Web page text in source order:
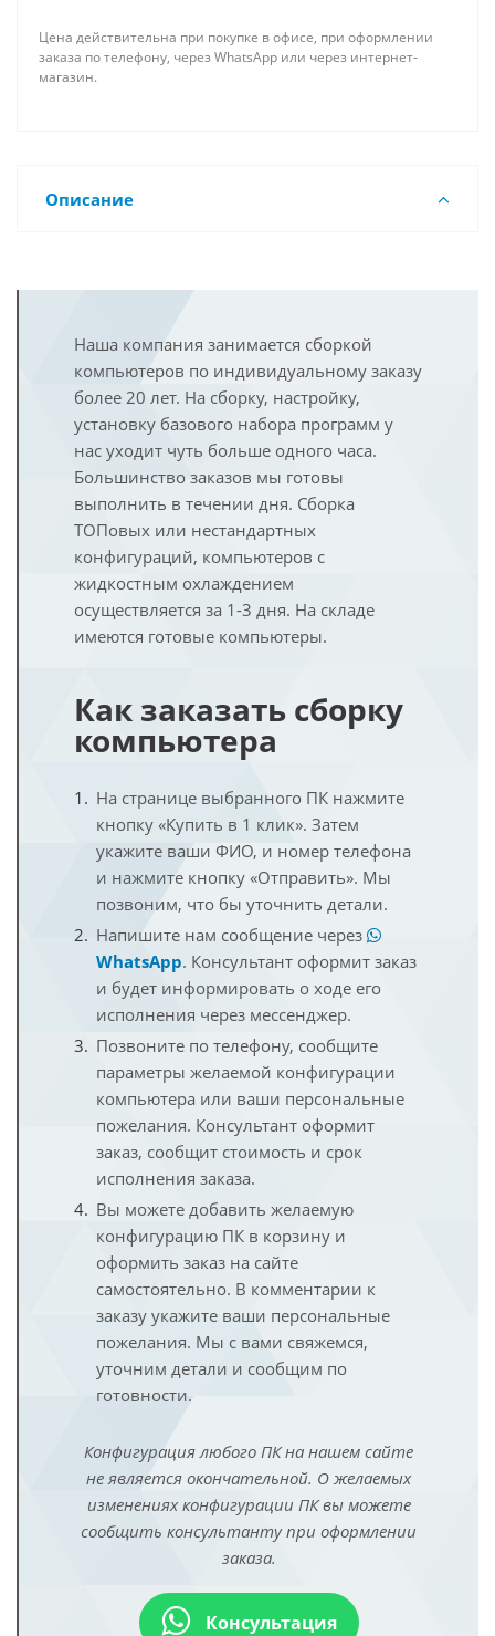
Цена действительна при покупке в офисе, при оформлении
заказа по телефону, через WhatsApp или через интернет-
магазин.
Описание
Наша компания занимается сборкой
компьютеров по индивидуальному заказу
более 20 лет. На сборку, настройку,
установку базового набора программ у
нас уходит чуть больше одного часа.
Большинство заказов мы готовы
выполнить в течении дня. Сборка
ТОПовых или нестандартных
конфигураций, компьютеров с
жидкостным охлаждением
осуществляется за 1-3 дня. На складе
имеются готовые компьютеры.
Как заказать сборку
компьютера
На странице выбранного ПК нажмите
кнопку «Купить в 1 клик». Затем
укажите ваши ФИО, и номер телефона
и нажмите кнопку «Отправить». Мы
позвоним, что бы уточнить детали.
Напишите нам сообщение через
WhatsApp. Консультант оформит заказ
и будет информировать о ходе его
исполнения через мессенджер.
Позвоните по телефону, сообщите
параметры желаемой конфигурации
компьютера или ваши персональные
пожелания. Консультант оформит
заказ, сообщит стоимость и срок
исполнения заказа.
Вы можете добавить желаемую
конфигурацию ПК в корзину и
оформить заказ на сайте
самостоятельно. В комментарии к
заказу укажите ваши персональные
пожелания. Мы с вами свяжемся,
уточним детали и сообщим по
готовности.
Конфигурация любого ПК на нашем сайте
не является окончательной. О желаемых
изменениях конфигурации ПК вы можете
сообщить консультанту при оформлении
заказа.
Консультация